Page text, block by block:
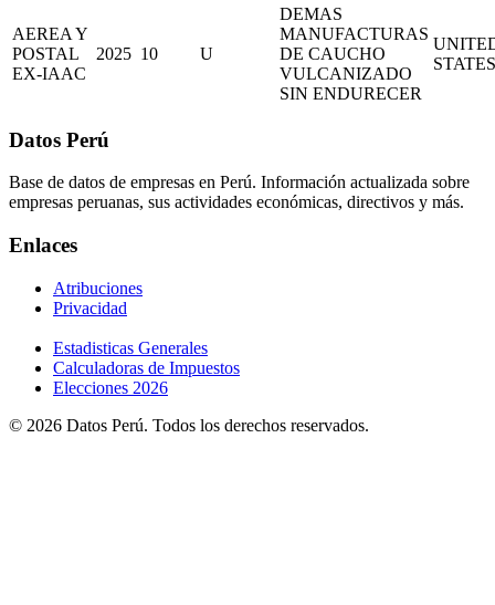
AEREA Y
POSTAL
EX-IAAC
2025 10 U
DEMAS
MANUFACTURAS
DE CAUCHO
VULCANIZADO
SIN ENDURECER
STATES
Datos Perú
Base de datos de empresas en Perú. Información actualizada sobre
empresas peruanas, sus actividades económicas, directivos y más.
Enlaces
Atribuciones
Privacidad
Estadisticas Generales
Calculadoras de Impuestos
Elecciones 2026
© 2026 Datos Perú. Todos los derechos reservados.